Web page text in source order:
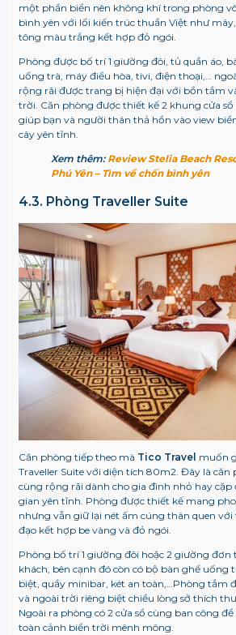
một phần biển nên không khí trong phòng
bình yên với lối kiến trúc thuần Việt như
tông màu trắng kết hợp đỏ ngói.
Phòng được bố trí 1 giường đôi, tủ quần áo,
uống trà, máy điều hòa, tivi, điện thoại,…
rộng rãi được trang bị hiện đại với bồn tắm
trời. Căn phòng được thiết kế 2 khung cửa
giúp bạn và người thân thả hồn vào view
cây yên tĩnh.
Xem thêm: Review Stelia Beach
Phú Yên – Tìm về chốn bình yên
4.3. Phòng Traveller Suite
Căn phòng tiếp theo mà Tico Travel muốn
Traveller Suite với diện tích 80m2. Đây là
cùng rộng rãi dành cho gia đình nhỏ hay cặp
gian yên tĩnh. Phòng được thiết kế mang
nhưng vẫn giữ lại nét ấm cúng thân quen
đạo kết hợp be vàng và đỏ ngói.
Phòng bố trí 1 giường đôi hoặc 2 giường đơn
khách, bên cạnh đó còn có bộ bàn ghế uống
biệt, quầy minibar, két an toàn,…Phòng tắm
và ngoài trời riêng biệt chiều lòng sở thích
Ngoài ra phòng có 2 cửa sổ cùng ban công
toàn cảnh biển trời mênh mông.